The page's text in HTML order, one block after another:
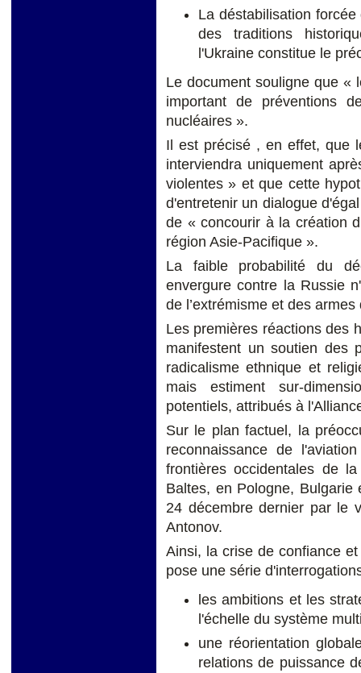
La déstabilisation
des traditions
l'Ukraine constitue le
Le document souligne que «
important de préventions
nucléaires ».
Il est précisé , en effet, que
interviendra uniquement
violentes » et que cette
d'entretenir un dialogue
de « concourir à la création
région Asie-Pacifique ».
La faible probabilité du
envergure contre la Russie
de l’extrémisme et des
Les premières réactions des
manifestent un soutien des
radicalisme ethnique et
mais estiment sur-
potentiels, attribués à
Sur le plan factuel, la
reconnaissance de
frontières occidentales de
Baltes, en Pologne,
24 décembre dernier par le
Antonov.
Ainsi, la crise de confiance
pose une série
les ambitions et les
l'échelle du système
une réorientation
relations de puissance